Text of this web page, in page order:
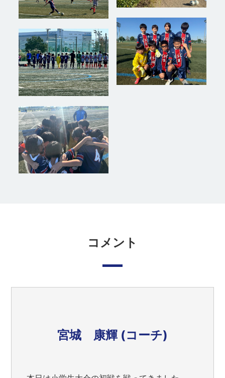
コメント
宮城 康輝 (コーチ)